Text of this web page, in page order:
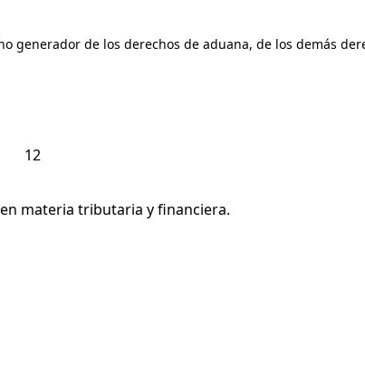
generador de los derechos de aduana, de los demás
12
materia tributaria y financiera.